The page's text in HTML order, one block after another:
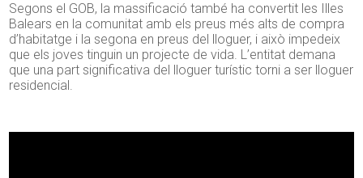
Segons el GOB, la massificació també ha convertit les Illes
Balears en la comunitat amb els preus més alts de compra
d’habitatge i la segona en preus del lloguer, i això impedeix
que els joves tinguin un projecte de vida. L’entitat demana
que una part significativa del lloguer turístic torni a ser lloguer
residencial.